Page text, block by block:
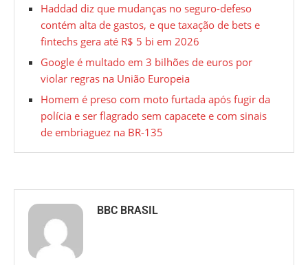
Haddad diz que mudanças no seguro-defeso
contém alta de gastos, e que taxação de bets e
fintechs gera até R$ 5 bi em 2026
Google é multado em 3 bilhões de euros por
violar regras na União Europeia
Homem é preso com moto furtada após fugir da
polícia e ser flagrado sem capacete e com sinais
de embriaguez na BR-135
BBC BRASIL